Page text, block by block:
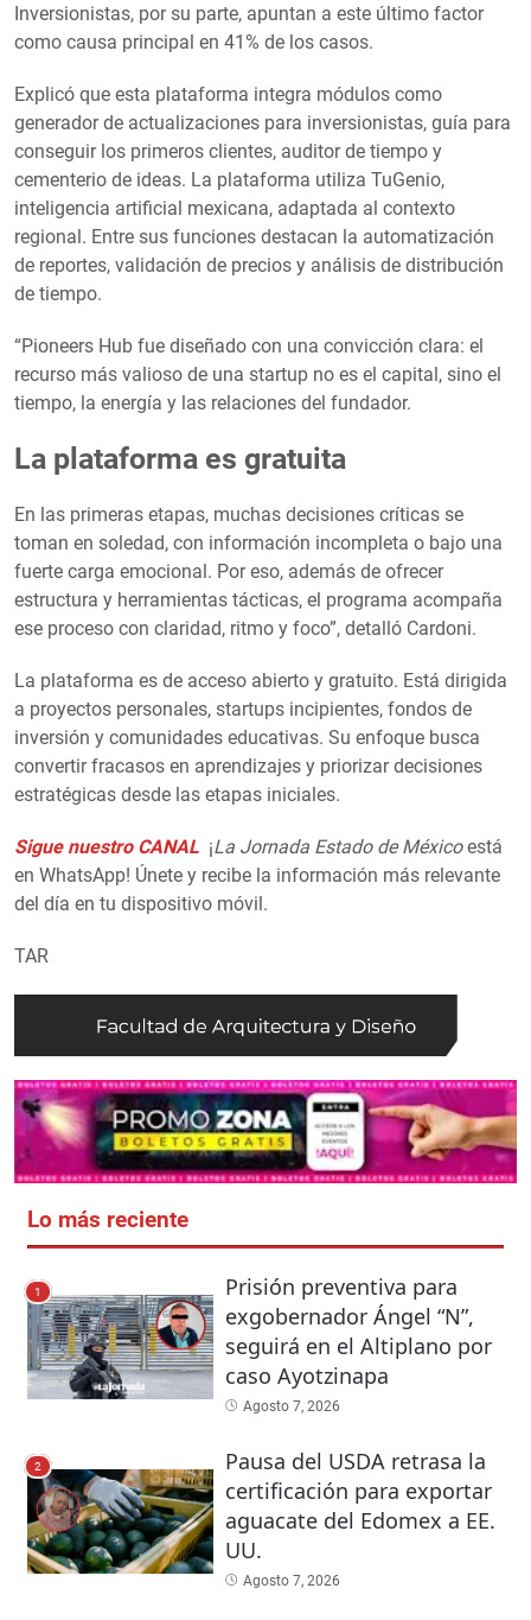
Inversionistas, por su parte, apuntan a este último factor
como causa principal en 41% de los casos.
Explicó que esta plataforma integra módulos como
generador de actualizaciones para inversionistas, guía para
conseguir los primeros clientes, auditor de tiempo y
cementerio de ideas. La plataforma utiliza TuGenio,
inteligencia artificial mexicana, adaptada al contexto
regional. Entre sus funciones destacan la automatización
de reportes, validación de precios y análisis de distribución
de tiempo.
“Pioneers Hub fue diseñado con una convicción clara: el
recurso más valioso de una startup no es el capital, sino el
tiempo, la energía y las relaciones del fundador.
La plataforma es gratuita
En las primeras etapas, muchas decisiones críticas se
toman en soledad, con información incompleta o bajo una
fuerte carga emocional. Por eso, además de ofrecer
estructura y herramientas tácticas, el programa acompaña
ese proceso con claridad, ritmo y foco”, detalló Cardoni.
La plataforma es de acceso abierto y gratuito. Está dirigida
a proyectos personales, startups incipientes, fondos de
inversión y comunidades educativas. Su enfoque busca
convertir fracasos en aprendizajes y priorizar decisiones
estratégicas desde las etapas iniciales.
Sigue nuestro CANAL ¡La Jornada Estado de Méxicoestá
en WhatsApp! Únete y recibe la información más relevante
del día en tu dispositivo móvil.
TAR
Lo más reciente
1
Prisión preventiva para
exgobernador Ángel “N”,
seguirá en el Altiplano por
caso Ayotzinapa
Agosto 7, 2026
2
Pausa del USDA retrasa la
certificación para exportar
aguacate del Edomex a EE.
UU.
Agosto 7, 2026